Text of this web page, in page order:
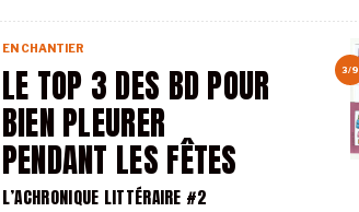
3/9
LE TOP 3 DES BD POUR
BIEN PLEURER
PENDANT LES FÊTES
L’ACHRONIQUE LITTÉRAIRE #2
EN CHANTIER